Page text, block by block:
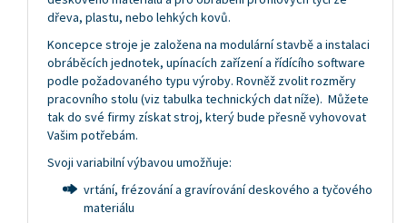
dřeva, plastu, nebo lehkých kovů.
Koncepce stroje je založena na modulární stavbě a instalaci
obráběcích jednotek, upínacích zařízení a řídícího software
podle požadovaného typu výroby. Rovněž zvolit rozměry
pracovního stolu (viz tabulka technických dat níže). Můžete
tak do své firmy získat stroj, který bude přesně vyhovovat
Vašim potřebám.
Svoji variabilní výbavou umožňuje:
vrtání, frézování a gravírování deskového a tyčového
materiálu